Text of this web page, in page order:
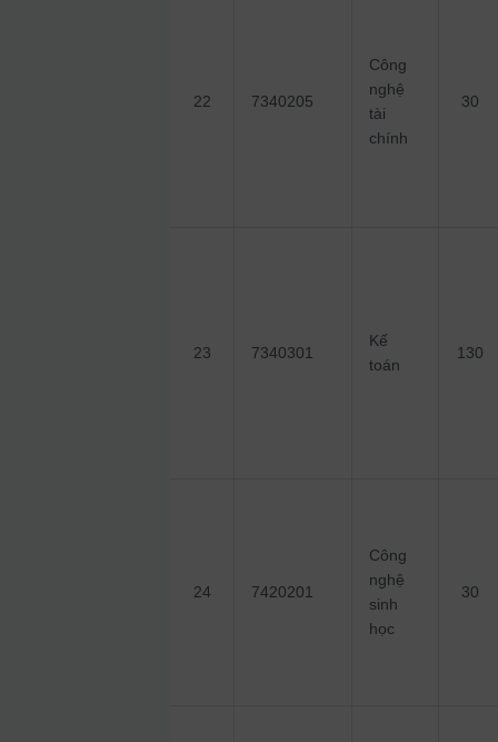
22 7340205
Công
nghệ
tài
chính
30
23 7340301
Kế
toán
130
24 7420201
Công
nghệ
sinh
học
30